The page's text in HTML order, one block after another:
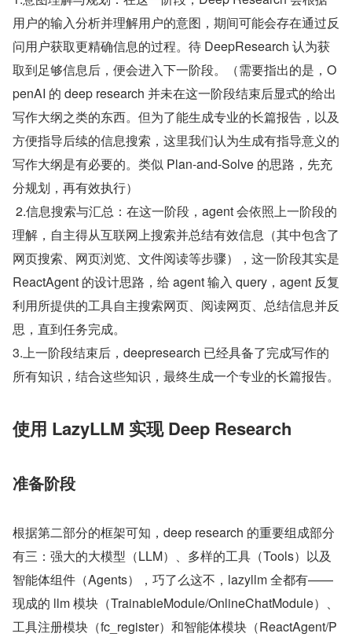
用户的输入分析并理解用户的意图，期间可能会存在通过反
问用户获取更精确信息的过程。待 DeepResearch 认为获
取到足够信息后，便会进入下一阶段。（需要指出的是，O
penAI 的 deep research 并未在这一阶段结束后显式的给出
写作大纲之类的东西。但为了能生成专业的长篇报告，以及
方便指导后续的信息搜索，这里我们认为生成有指导意义的
写作大纲是有必要的。类似 Plan-and-Solve 的思路，先充
分规划，再有效执行）
理解，自主得从互联网上搜索并总结有效信息（其中包含了
网页搜索、网页浏览、文件阅读等步骤），这一阶段其实是
ReactAgent 的设计思路，给 agent 输入 query，agent 反复
利用所提供的工具自主搜索网页、阅读网页、总结信息并反
思，直到任务完成。
3.上一阶段结束后，deepresearch 已经具备了完成写作的
所有知识，结合这些知识，最终生成一个专业的长篇报告。
使用 LazyLLM 实现 Deep Research
准备阶段
根据第二部分的框架可知，deep research 的重要组成部分
有三：强大的大模型（LLM）、多样的工具（Tools）以及
智能体组件（Agents），巧了么这不，lazyllm 全都有——
现成的 llm 模块（TrainableModule/OnlineChatModule）、
工具注册模块（fc_register）和智能体模块（ReactAgent/P